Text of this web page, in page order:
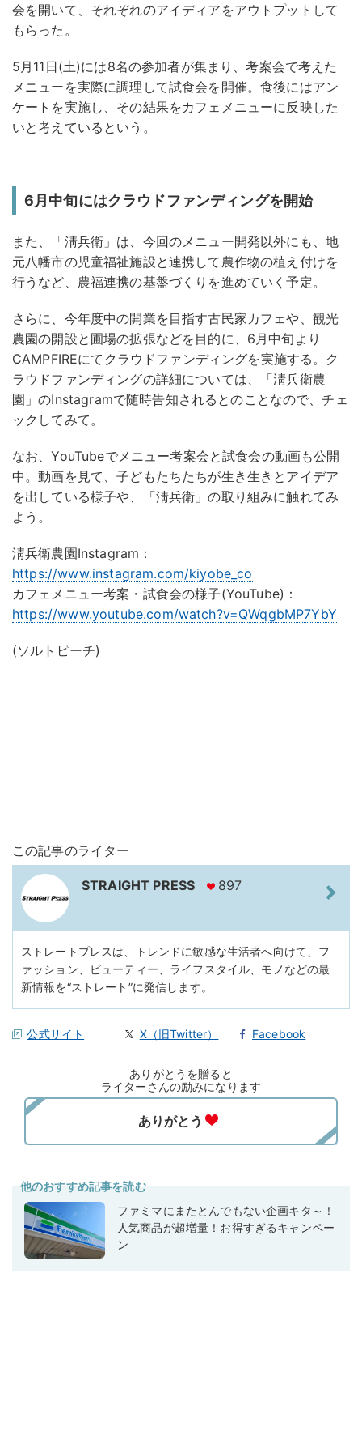
会を開いて、それぞれのアイディアをアウトプットして
もらった。
5月11日(土)には8名の参加者が集まり、考案会で考えた
メニューを実際に調理して試食会を開催。食後にはアン
ケートを実施し、その結果をカフェメニューに反映した
いと考えているという。
6月中旬にはクラウドファンディングを開始
また、「淸兵衛」は、今回のメニュー開発以外にも、地
元八幡市の児童福祉施設と連携して農作物の植え付けを
行うなど、農福連携の基盤づくりを進めていく予定。
さらに、今年度中の開業を目指す古民家カフェや、観光
農園の開設と圃場の拡張などを目的に、6月中旬より
CAMPFIREにてクラウドファンディングを実施する。ク
ラウドファンディングの詳細については、「淸兵衛農
園」のInstagramで随時告知されるとのことなので、チェ
ックしてみて。
なお、YouTubeでメニュー考案会と試食会の動画も公開
中。動画を見て、子どもたちたちが生き生きとアイデア
を出している様子や、「淸兵衛」の取り組みに触れてみ
よう。
淸兵衛農園Instagram：
https://www.instagram.com/kiyobe_co
カフェメニュー考案・試食会の様子(YouTube)：
https://www.youtube.com/watch?v=QWqgbMP7YbY
(ソルトピーチ)
この記事のライター
STRAIGHT PRESS 897
ストレートプレスは、トレンドに敏感な生活者へ向けて、フ
ァッション、ビューティー、ライフスタイル、モノなどの最
新情報を“ストレート”に発信します。
公式サイト X（旧Twitter） Facebook
ありがとうを贈ると
ライターさんの励みになります
他のおすすめ記事を読む
ファミマにまたとんでもない企画キタ～！
人気商品が超増量！お得すぎるキャンペー
ン